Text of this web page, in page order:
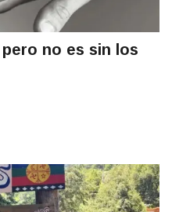
no es sin los